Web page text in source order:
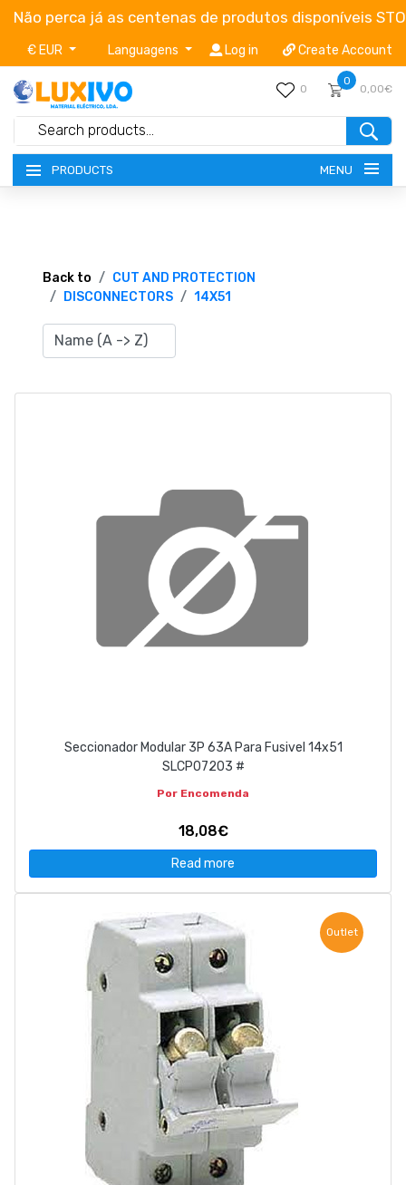
Não perca já as centenas de produtos disponíveis
€ EUR Languagens Log in Create Account
0
0
0,00€
PRODUCTS MENU
TERMS OF SERVICE
geral@luxivo.pt
Back to
CUT AND PROTECTION
DISCONNECTORS
14X51
Seccionador Modular 3P 63A Para Fusivel 14x51
SLCP07203 #
Por Encomenda
18,08€
Read more
Outlet